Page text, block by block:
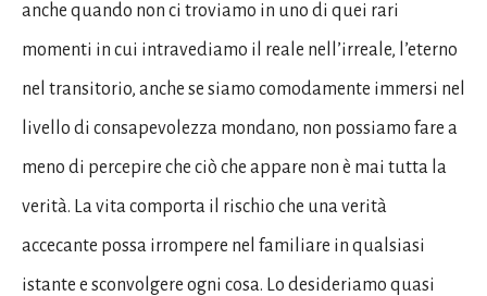
anche quando non ci troviamo in uno di quei rari
momenti in cui intravediamo il reale nell’irreale, l’eterno
nel transitorio, anche se siamo comodamente immersi nel
livello di consapevolezza mondano, non possiamo fare a
meno di percepire che ciò che appare non è mai tutta la
verità. La vita comporta il rischio che una verità
accecante possa irrompere nel familiare in qualsiasi
istante e sconvolgere ogni cosa. Lo desideriamo quasi